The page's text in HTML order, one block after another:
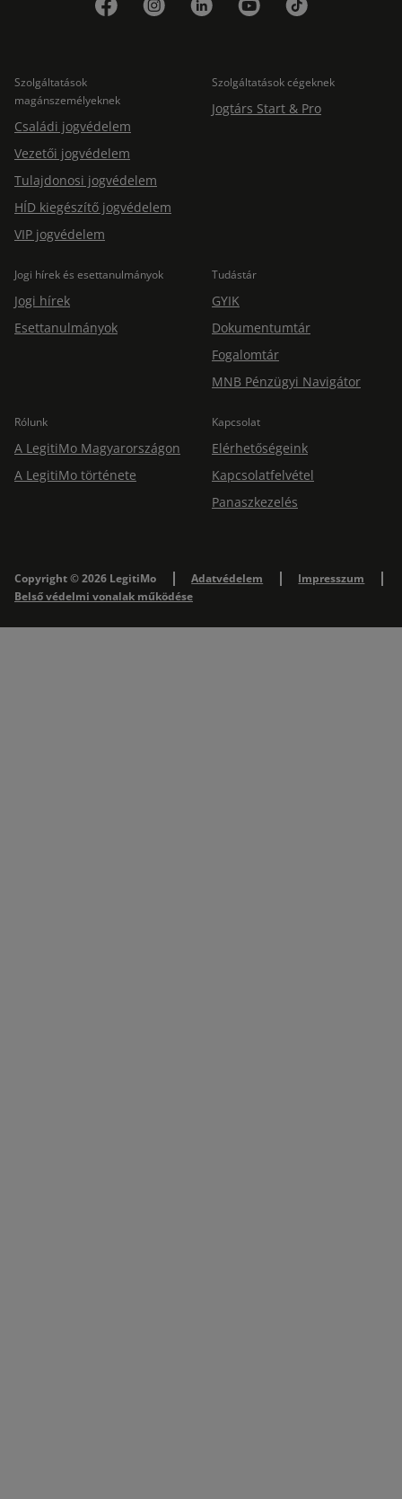
Szolgáltatások
magánszemélyeknek
Családi jogvédelem
Vezetői jogvédelem
Tulajdonosi jogvédelem
HÍD kiegészítő jogvédelem
VIP jogvédelem
Szolgáltatások cégeknek
Jogtárs Start & Pro
Jogi hírek és esettanulmányok
Jogi hírek
Esettanulmányok
Tudástár
GYIK
Dokumentumtár
Fogalomtár
MNB Pénzügyi Navigátor
Rólunk
A LegitiMo Magyarországon
A LegitiMo története
Kapcsolat
Elérhetőségeink
Kapcsolatfelvétel
Panaszkezelés
Copyright © 2026 LegitiMo Adatvédelem
Impresszum
Belső védelmi vonalak működése